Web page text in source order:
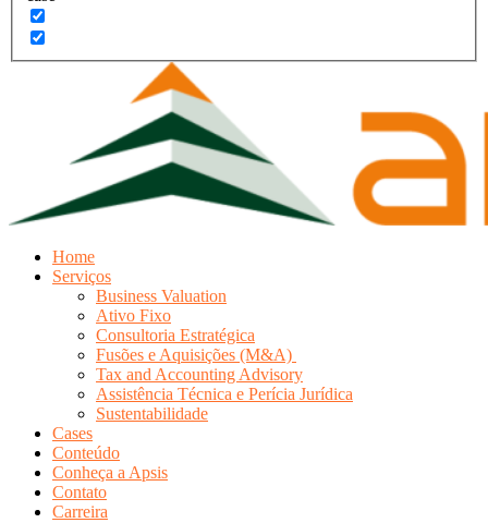
Home
Serviços
Business Valuation
Ativo Fixo
Consultoria Estratégica
Fusões e Aquisições (M&A)
Tax and Accounting Advisory
Assistência Técnica e Perícia Jurídica
Sustentabilidade
Cases
Conteúdo
Conheça a Apsis
Contato
Carreira